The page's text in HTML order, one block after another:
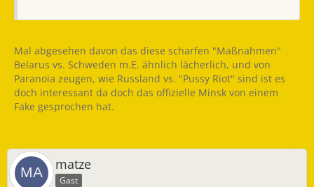
Mal abgesehen davon das diese scharfen "Maßnahmen"
Belarus vs. Schweden m.E. ähnlich lächerlich, und von
Paranoia zeugen, wie Russland vs. "Pussy Riot" sind ist es
doch interessant da doch das offizielle Minsk von einem
Fake gesprochen hat.
matze
Gast